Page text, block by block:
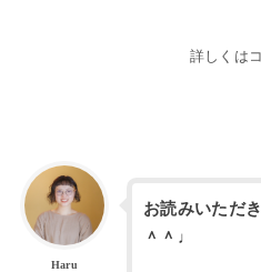
詳しくは
Haru
お読みいただ
＾＾♩